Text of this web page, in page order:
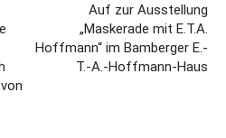
Auf zur Ausstellung
„Maskerade mit E.T.A.
Hoffmann“ im Bamberger E.-
T.-A.-Hoffmann-Haus